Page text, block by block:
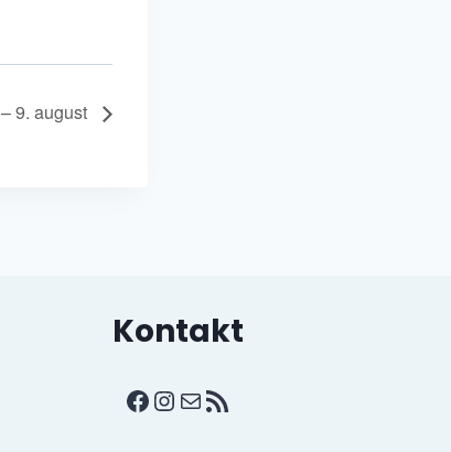
9. august
Kontakt
Facebook
Instagram
E-postRSS-strøm